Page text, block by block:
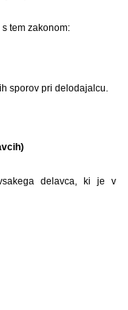
tem zakonom:
sporov pri delodajalcu.
delavca, ki je v